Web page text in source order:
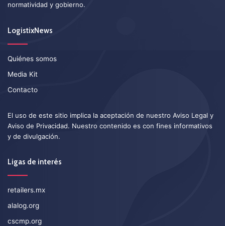
normatividad y gobierno.
LogistixNews
Quiénes somos
Media Kit
Contacto
El uso de este sitio implica la aceptación de nuestro Aviso Legal y
Aviso de Privacidad. Nuestro contenido es con fines informativos
y de divulgación.
Ligas de interés
retailers.mx
alalog.org
cscmp.org